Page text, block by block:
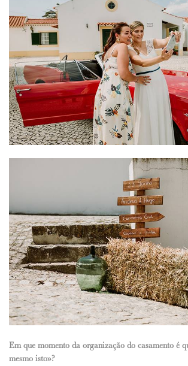
Em que momento da organização do casamento é
mesmo isto»?